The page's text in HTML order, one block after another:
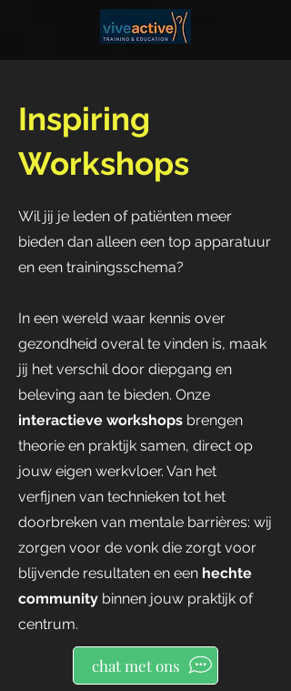
Inspiring
Workshops
Wil jij je leden of patiënten meer
bieden dan alleen een top apparatuur
en een trainingsschema?
In een wereld waar kennis over
gezondheid overal te vinden is, maak
jij het verschil door diepgang en
beleving aan te bieden. Onze
interactieve workshops brengen
theorie en praktijk samen, direct op
jouw eigen werkvloer. Van het
verfijnen van technieken tot het
doorbreken van mentale barrières: wij
zorgen voor de vonk die zorgt voor
blijvende resultaten en een hechte
community binnen jouw praktijk of
centrum.
chat met ons